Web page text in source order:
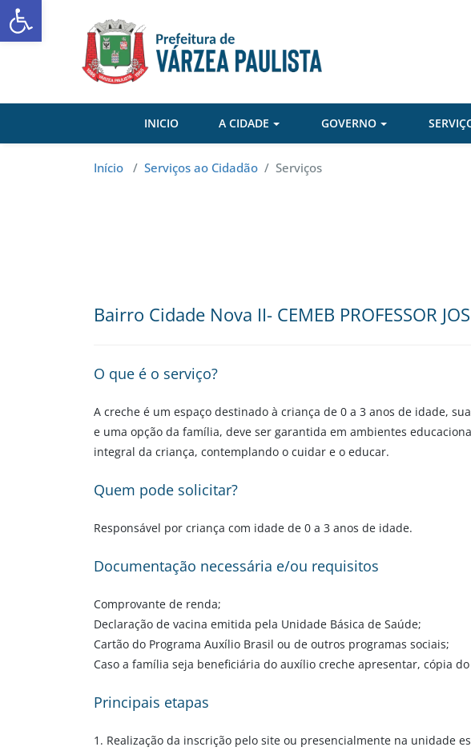
Skip
to
INICIO A CIDADE GOVERNO
Início / Serviços ao Cidadão / Serviços
Bairro Cidade Nova II- CEMEB PROFESSOR
O que é o serviço?
A creche é um espaço destinado à criança de 0 a 3 anos de idade,
e uma opção da família, deve ser garantida em ambientes
integral da criança, contemplando o cuidar e o educar.
Quem pode solicitar?
Responsável por criança com idade de 0 a 3 anos de idade.
Documentação necessária e/ou requisitos
Comprovante de renda;
Declaração de vacina emitida pela Unidade Básica de Saúde;
Cartão do Programa Auxílio Brasil ou de outros programas sociais;
Caso a família seja beneficiária do auxílio creche apresentar, cópia
Principais etapas
1. Realização da inscrição pelo site ou presencialmente na unidade